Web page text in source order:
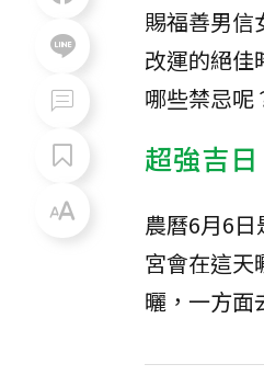
賜福善男信
改運的絕佳
哪些禁忌呢
超強吉
農曆6月6
宮會在這天
曬，一方面